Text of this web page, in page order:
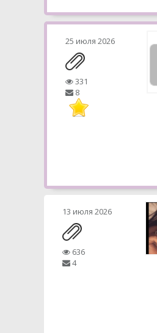
25 июля 2026
331
8
13 июля 2026
636
4